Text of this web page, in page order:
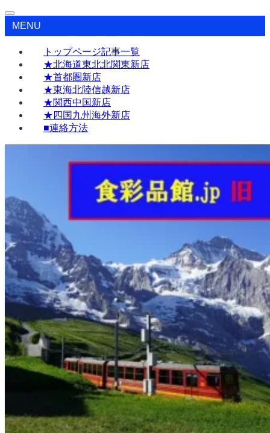
MENU
トップページ記事一覧
★北海道東北北関東新店
★首都圏新店
★東海北陸信越新店
★関西中国新店
★四国九州海外新店
■連絡方法